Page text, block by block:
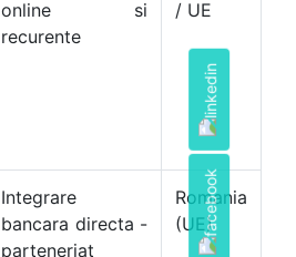
online si
recurente
/ UE
Integrare
bancara directa -
parteneriat
Romania
(UE)